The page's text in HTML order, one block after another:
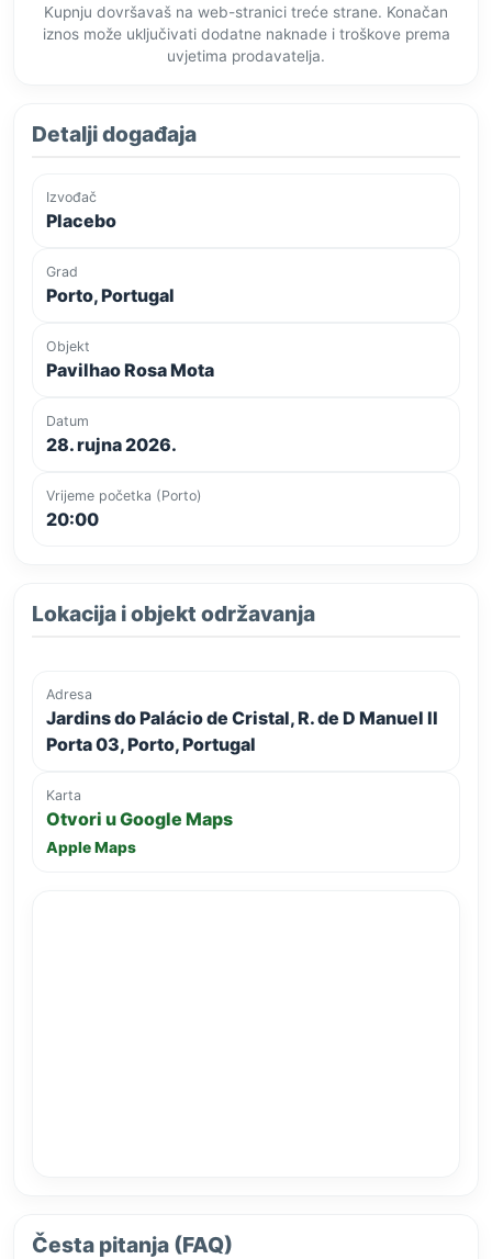
Kupnju dovršavaš na web-stranici treće strane. Konačan
iznos može uključivati dodatne naknade i troškove prema
uvjetima prodavatelja.
Detalji događaja
Izvođač
Placebo
Grad
Porto, Portugal
Objekt
Pavilhao Rosa Mota
Datum
28. rujna 2026.
Vrijeme početka (Porto)
20:00
Lokacija i objekt održavanja
Adresa
Jardins do Palácio de Cristal, R. de D Manuel II
Porta 03, Porto, Portugal
Karta
Otvori u Google Maps
Apple Maps
Česta pitanja (FAQ)